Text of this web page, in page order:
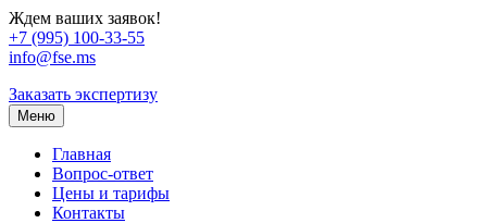
Ждем ваших заявок!
+7 (995) 100-33-55
info@fse.ms
Заказать экспертизу
Меню
Главная
Вопрос-ответ
Цены и тарифы
Контакты